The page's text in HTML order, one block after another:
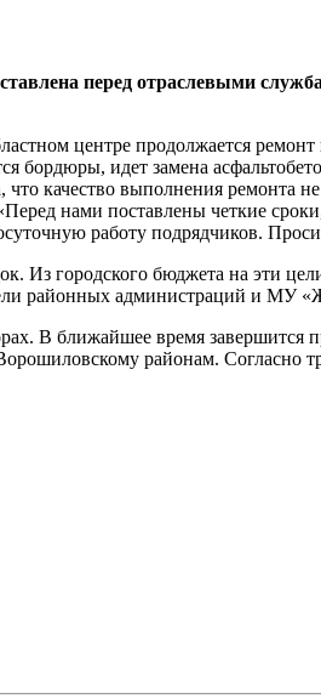
перед отраслевыми
центре продолжается
бордюры, идет замена
качество выполнения ремонта
нами поставлены четкие
работу подрядчиков.
Из городского бюджета на эти
районных администраций и МУ
В ближайшее время
районам.